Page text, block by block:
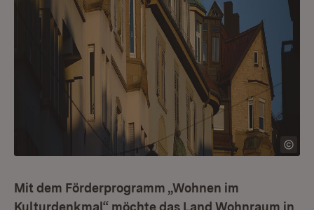
Mit dem Förderprogramm „Wohnen im
Kulturdenkmal“ möchte das Land Wohnraum in